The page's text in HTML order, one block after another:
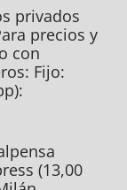
privados
precios y
con
Fijo:
(13,00